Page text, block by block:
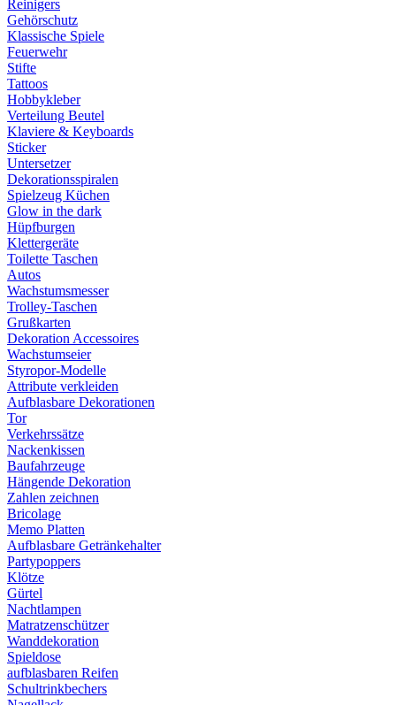
Reinigers
Gehörschutz
Klassische Spiele
Feuerwehr
Stifte
Tattoos
Hobbykleber
Verteilung Beutel
Klaviere & Keyboards
Sticker
Untersetzer
Dekorationsspiralen
Spielzeug Küchen
Glow in the dark
Hüpfburgen
Klettergeräte
Toilette Taschen
Autos
Wachstumsmesser
Trolley-Taschen
Grußkarten
Dekoration Accessoires
Wachstumseier
Styropor-Modelle
Attribute verkleiden
Aufblasbare Dekorationen
Tor
Verkehrssätze
Nackenkissen
Baufahrzeuge
Hängende Dekoration
Zahlen zeichnen
Bricolage
Memo Platten
Aufblasbare Getränkehalter
Partypoppers
Klötze
Gürtel
Nachtlampen
Matratzenschützer
Wanddekoration
Spieldose
aufblasbaren Reifen
Schultrinkbechers